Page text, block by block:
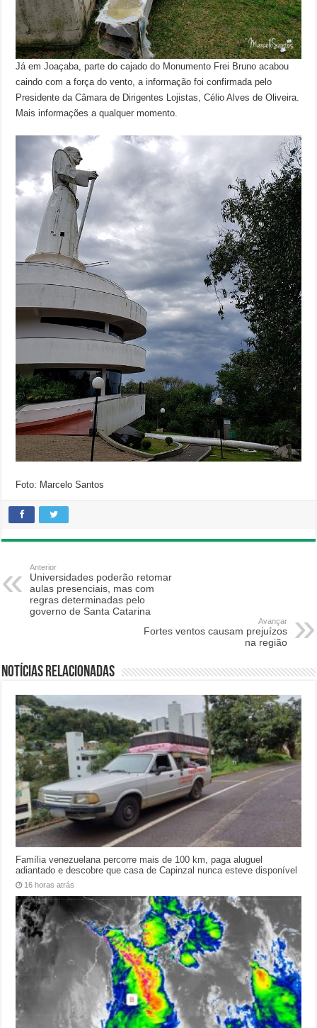
Já em Joaçaba, parte do cajado do Monumento Frei Bruno acabou
caindo com a força do vento, a informação foi confirmada pelo
Presidente da Câmara de Dirigentes Lojistas, Célio Alves de Oliveira.
Mais informações a qualquer momento.
Foto: Marcelo Santos
Anterior
Universidades poderão retomar
aulas presenciais, mas com
regras determinadas pelo
governo de Santa Catarina
Avançar
Fortes ventos causam prejuízos
na região
Notícias relacionadas
Família venezuelana percorre mais de 100 km, paga aluguel
adiantado e descobre que casa de Capinzal nunca esteve disponível
16 horas atrás